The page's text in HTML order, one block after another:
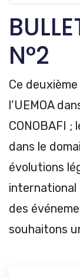
N°2
Ce
l’UEMOA
CONOBAFI ;
dans le
évolutions
international
des
souhaitons